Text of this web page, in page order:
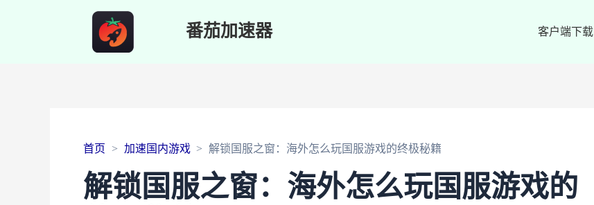
番茄加速器 客户端下载
首页 加速国内游戏 解锁国服之窗：海外怎么玩国服游戏的终极秘籍
解锁国服之窗：海外怎么玩国服游戏的